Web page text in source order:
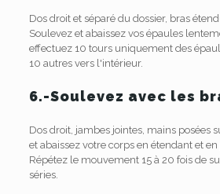
Dos droit et séparé du dossier, bras
Soulevez et abaissez vos épaules
effectuez 10 tours uniquement des
10 autres vers l'intérieur.
6.-Soulevez avec les
Dos droit, jambes jointes, mains posées
et abaissez votre corps en étendant et
Répétez le mouvement 15 à 20 fois de
séries.